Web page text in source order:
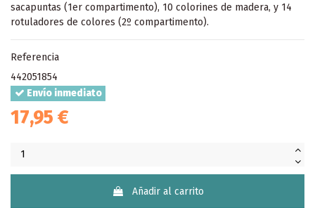
sacapuntas (1er compartimento), 10 colorines de madera, y 14
rotuladores de colores (2º compartimento).
Referencia
442051854
Envío inmediato
17,95 €
Añadir al carrito